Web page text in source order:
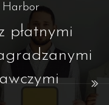
Harbor
płatnymi